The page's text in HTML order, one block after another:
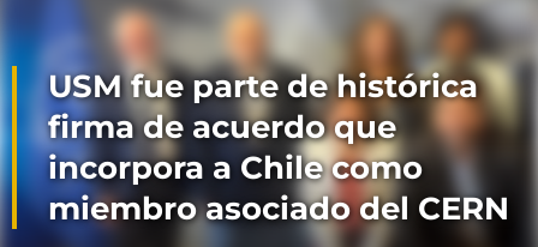
USM fue parte de histórica
firma de acuerdo que
incorpora a Chile como
miembro asociado del CERN